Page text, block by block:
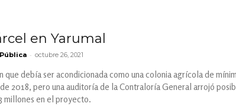
en Yarumal
- octubre 26, 2021
que debía ser acondicionada como una colonia agrícola de
2018, pero una auditoría de la Contraloría General arrojó
millones en el proyecto.